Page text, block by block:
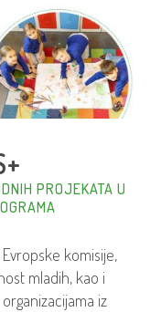
PROJEKATA U
komisije,
mladih, kao i
iz